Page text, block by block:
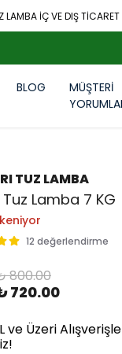
LAMBA İÇ VE DIŞ
BLOG
MÜŞTERİ
TUZ LAMBA
Lamba 7 KG
12 değerlendirme
800.00
720.00
ve Üzeri